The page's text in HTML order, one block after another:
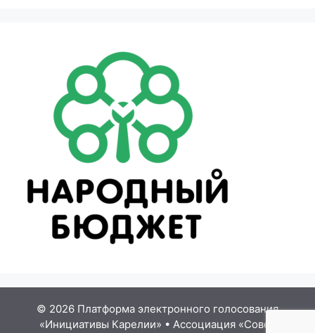
© 2026 Платформа электронного голосования
«Инициативы Карелии» • Ассоциация «Совет